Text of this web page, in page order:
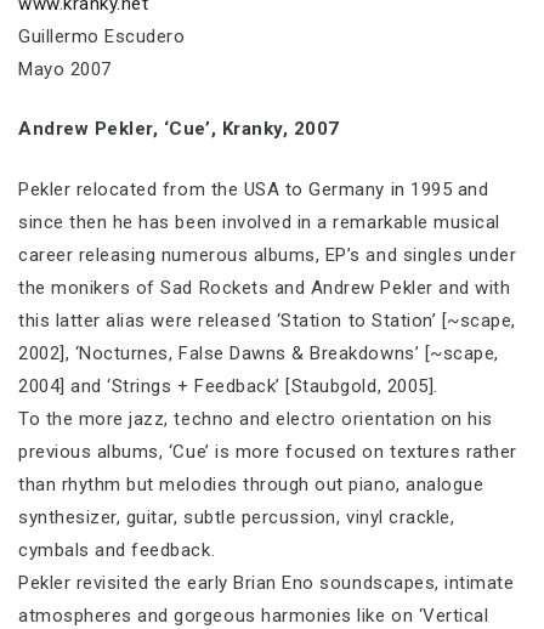
Guillermo Escudero
Mayo 2007
Andrew Pekler, ‘Cue’, Kranky, 2007
Pekler relocated from the USA to Germany in 1995 and
since then he has been involved in a remarkable musical
career releasing numerous albums, EP’s and singles under
the monikers of Sad Rockets and Andrew Pekler and with
this latter alias were released ‘Station to Station’ [~scape,
2002], ‘Nocturnes, False Dawns & Breakdowns’ [~scape,
2004] and ‘Strings + Feedback’ [Staubgold, 2005].
To the more jazz, techno and electro orientation on his
previous albums, ‘Cue’ is more focused on textures rather
than rhythm but melodies through out piano, analogue
synthesizer, guitar, subtle percussion, vinyl crackle,
cymbals and feedback.
Pekler revisited the early Brian Eno soundscapes, intimate
atmospheres and gorgeous harmonies like on ‘Vertical